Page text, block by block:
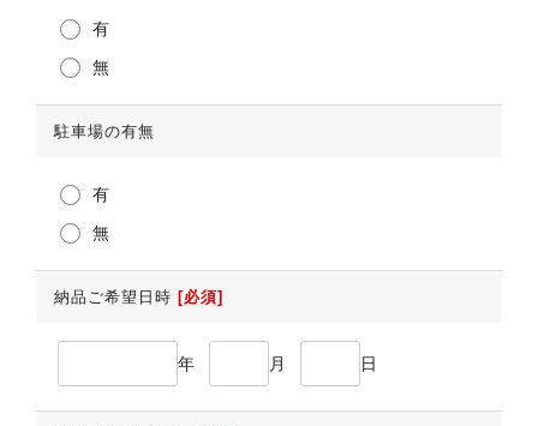
有
無
駐車場の有無
有
無
納品ご希望日時 [必須]
年 月 日